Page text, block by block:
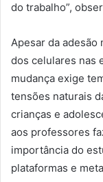
do trabalho”,
Apesar da adesão
dos celulares nas
mudança exige
tensões naturais
crianças e
aos professores
importância do
plataformas e